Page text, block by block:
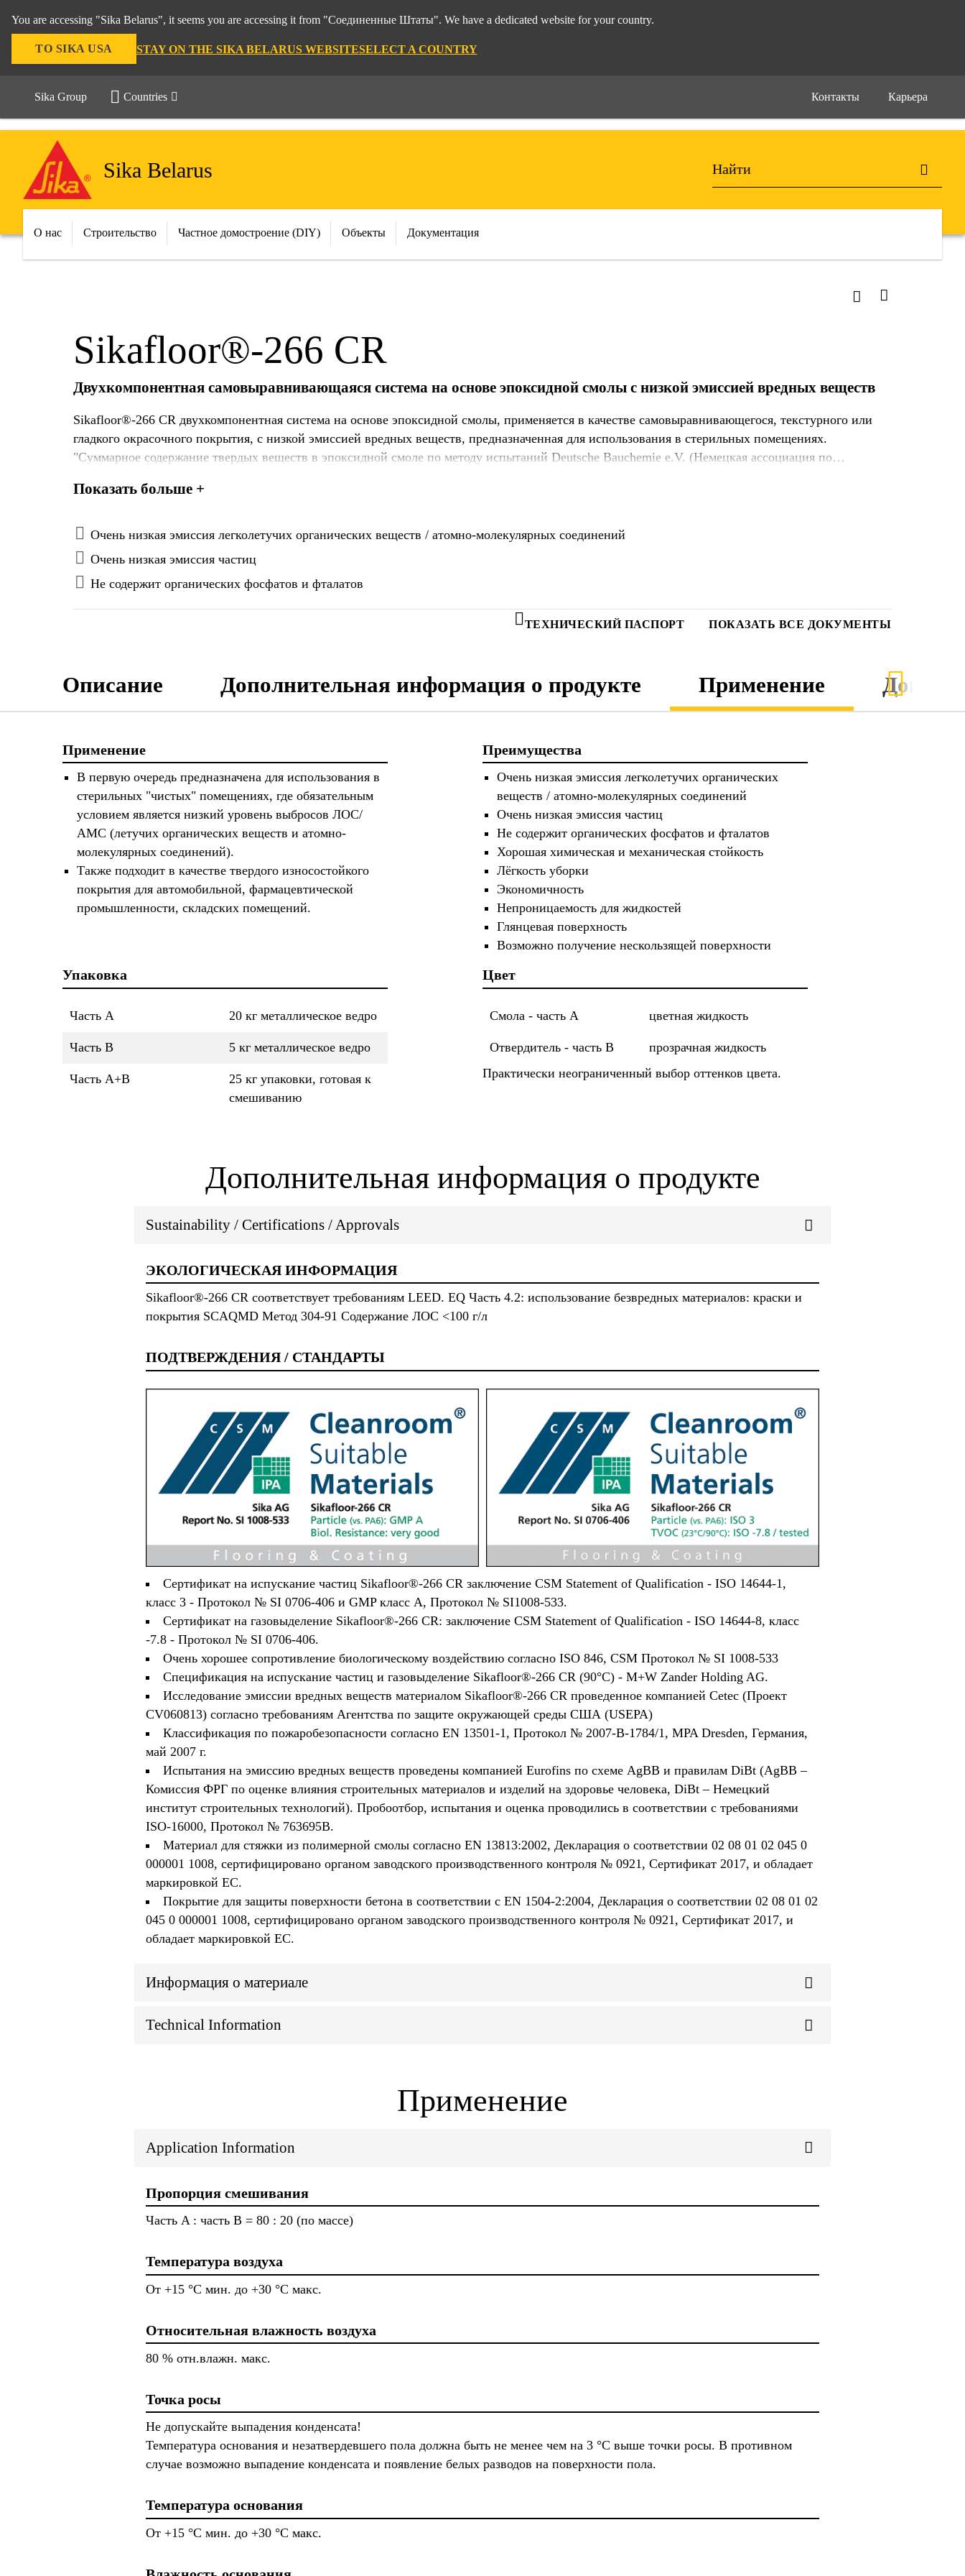
You are accessing "Sika Belarus", it seems you are accessing it from "Соединенные Штаты". We have a dedicated website for your country.
TO SIKA USA STAY ON THE SIKA BELARUS WEBSITESELECT A COUNTRY
Sika Group Countries Контакты Карьера
Sika Belarus
О нас Строительство Частное домостроение (DIY) Объекты Документация
Sikafloor®-266 CR
Двухкомпонентная самовыравнивающаяся система на основе эпоксидной смолы с низкой эмиссией вредных веществ
Sikafloor®-266 CR двухкомпонентная система на основе эпоксидной смолы, применяется в качестве самовыравнивающегося, текстурного или
гладкого окрасочного покрытия, с низкой эмиссией вредных веществ, предназначенная для использования в стерильных помещениях.
"Суммарное содержание твердых веществ в эпоксидной смоле по методу испытаний Deutsche Bauchemie e.V. (Немецкая ассоциация по
Показать больше +
Очень низкая эмиссия легколетучих органических веществ / атомно-молекулярных соединений
Очень низкая эмиссия частиц
Не содержит органических фосфатов и фталатов
ТЕХНИЧЕСКИЙ ПАСПОРТ ПОКАЗАТЬ ВСЕ ДОКУМЕНТЫ
Описание Дополнительная информация о продукте Применение
Применение
В первую очередь предназначена для использования в
стерильных "чистых" помещениях, где обязательным
условием является низкий уровень выбросов ЛОС/
АМС (летучих органических веществ и атомно-
молекулярных соединений).
Также подходит в качестве твердого износостойкого
покрытия для автомобильной, фармацевтической
промышленности, складских помещений.
Преимущества
Очень низкая эмиссия легколетучих органических
веществ / атомно-молекулярных соединений
Очень низкая эмиссия частиц
Не содержит органических фосфатов и фталатов
Хорошая химическая и механическая стойкость
Лёгкость уборки
Экономичность
Непроницаемость для жидкостей
Глянцевая поверхность
Возможно получение нескользящей поверхности
Упаковка
Часть A 20 кг металлическое ведро
Часть B 5 кг металлическое ведро
Часть A+B
25 кг упаковки, готовая к
смешиванию
Цвет
Смола - часть A цветная жидкость
Отвердитель - часть B
прозрачная жидкость
Практически неограниченный выбор оттенков цвета.
Дополнительная информация о продукте
Sustainability / Certifications / Approvals
ЭКОЛОГИЧЕСКАЯ ИНФОРМАЦИЯ
Sikafloor®-266 CR соответствует требованиям LEED. EQ Часть 4.2: использование безвредных материалов: краски и
покрытия SCAQMD Метод 304-91 Содержание ЛОС <100 г/л
ПОДТВЕРЖДЕНИЯ / СТАНДАРТЫ
Сертификат на испускание частиц Sikafloor®-266 CR заключение CSM Statement of Qualification - ISO 14644-1,
класс 3 - Протокол № SI 0706-406 и GMP класс A, Протокол № SI1008-533.
Сертификат на газовыделение Sikafloor®-266 CR: заключение CSM Statement of Qualification - ISO 14644-8, класс
-7.8 - Протокол № SI 0706-406.
Очень хорошее сопротивление биологическому воздействию согласно ISO 846, CSM Протокол № SI 1008-533
Спецификация на испускание частиц и газовыделение Sikafloor®-266 CR (90°C) - M+W Zander Holding AG.
Исследование эмиссии вредных веществ материалом Sikafloor®-266 CR проведенное компанией Cetec (Проект
CV060813) согласно требованиям Агентства по защите окружающей среды США (USEPA)
Классификация по пожаробезопасности согласно EN 13501-1, Протокол № 2007-B-1784/1, MPA Dresden, Германия,
май 2007 г.
Испытания на эмиссию вредных веществ проведены компанией Eurofins по схеме AgBB и правилам DiBt (AgBB –
Комиссия ФРГ по оценке влияния строительных материалов и изделий на здоровье человека, DiBt – Немецкий
институт строительных технологий). Пробоотбор, испытания и оценка проводились в соответствии с требованиями
ISO-16000, Протокол № 763695B.
Материал для стяжки из полимерной смолы согласно EN 13813:2002, Декларация о соответствии 02 08 01 02 045 0
000001 1008, сертифицировано органом заводского производственного контроля № 0921, Сертификат 2017, и обладает
маркировкой ЕС.
Покрытие для защиты поверхности бетона в соответствии с EN 1504-2:2004, Декларация о соответствии 02 08 01 02
045 0 000001 1008, сертифицировано органом заводского производственного контроля № 0921, Сертификат 2017, и
обладает маркировкой ЕС.
Информация о материале
Technical Information
Применение
Application Information
Пропорция смешивания
Часть A : часть B = 80 : 20 (по массе)
Температура воздуха
От +15 °C мин. до +30 °C макс.
Относительная влажность воздуха
80 % отн.влажн. макс.
Точка росы
Не допускайте выпадения конденсата!
Температура основания и незатвердевшего пола должна быть не менее чем на 3 °C выше точки росы. В противном
случае возможно выпадение конденсата и появление белых разводов на поверхности пола.
Температура основания
От +15 °C мин. до +30 °C макс.